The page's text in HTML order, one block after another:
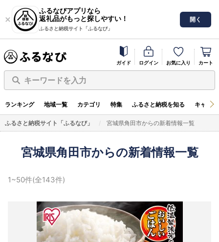
ふるなびアプリなら
返礼品がもっと探しやすい！
ふるさと納税サイト「ふるなび」
開く
ガイド ログイン お気に入り カート
キーワードを入力
ランキング 地域一覧 カテゴリ 特集 ふるさと納税を知る キャン
ふるさと納税サイト「ふるなび」 宮城県角田市からの新着情報一覧
宮城県角田市からの新着情報一覧
1~50件(全143件)